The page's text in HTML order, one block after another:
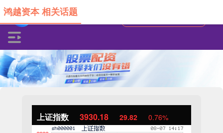
上证指数 3930.24 29.89 0.77%
鸿越资本 相关话题